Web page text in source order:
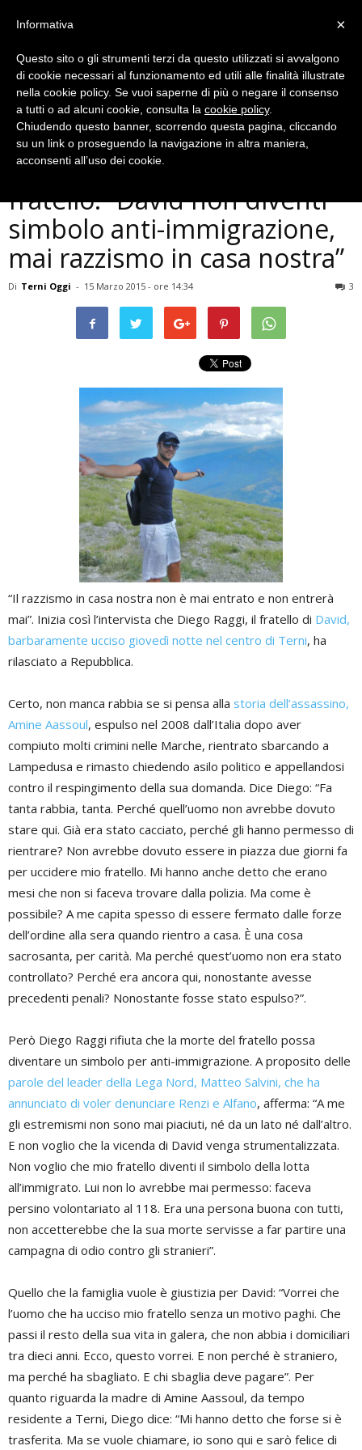
Cronaca
Terni, omicidio Raggi, il
fratello: ”David non diventi
simbolo anti-immigrazione,
mai razzismo in casa nostra”
Di Terni Oggi - 15 Marzo 2015 - ore 14:34 3
“Il razzismo in casa nostra non è mai entrato e non entrerà
mai”. Inizia così l’intervista che Diego Raggi, il fratello di David,
barbaramente ucciso giovedì notte nel centro di Terni, ha
rilasciato a Repubblica.
Certo, non manca rabbia se si pensa alla storia dell’assassino,
Amine Aassoul, espulso nel 2008 dall’Italia dopo aver
compiuto molti crimini nelle Marche, rientrato sbarcando a
Lampedusa e rimasto chiedendo asilo politico e appellandosi
contro il respingimento della sua domanda. Dice Diego: “Fa
tanta rabbia, tanta. Perché quell’uomo non avrebbe dovuto
stare qui. Già era stato cacciato, perché gli hanno permesso di
rientrare? Non avrebbe dovuto essere in piazza due giorni fa
per uccidere mio fratello. Mi hanno anche detto che erano
mesi che non si faceva trovare dalla polizia. Ma come è
possibile? A me capita spesso di essere fermato dalle forze
dell’ordine alla sera quando rientro a casa. È una cosa
sacrosanta, per carità. Ma perché quest’uomo non era stato
controllato? Perché era ancora qui, nonostante avesse
precedenti penali? Nonostante fosse stato espulso?”.
Però Diego Raggi rifiuta che la morte del fratello possa
diventare un simbolo per anti-immigrazione. A proposito delle
parole del leader della Lega Nord, Matteo Salvini, che ha
annunciato di voler denunciare Renzi e Alfano, afferma: “A me
gli estremismi non sono mai piaciuti, né da un lato né dall’altro.
E non voglio che la vicenda di David venga strumentalizzata.
Non voglio che mio fratello diventi il simbolo della lotta
all’immigrato. Lui non lo avrebbe mai permesso: faceva
persino volontariato al 118. Era una persona buona con tutti,
non accetterebbe che la sua morte servisse a far partire una
campagna di odio contro gli stranieri”.
Quello che la famiglia vuole è giustizia per David: “Vorrei che
l’uomo che ha ucciso mio fratello senza un motivo paghi. Che
passi il resto della sua vita in galera, che non abbia i domiciliari
tra dieci anni. Ecco, questo vorrei. E non perché è straniero,
ma perché ha sbagliato. E chi sbaglia deve pagare”. Per
quanto riguarda la madre di Amine Aassoul, da tempo
residente a Terni, Diego dice: “Mi hanno detto che forse si è
trasferita. Ma se vuole chiamare, io sono qui e sarò felice di
×
Informativa
Questo sito o gli strumenti terzi da questo utilizzati si avvalgono
di cookie necessari al funzionamento ed utili alle finalità illustrate
nella cookie policy. Se vuoi saperne di più o negare il consenso
a tutti o ad alcuni cookie, consulta la cookie policy.
Chiudendo questo banner, scorrendo questa pagina, cliccando
su un link o proseguendo la navigazione in altra maniera,
acconsenti all’uso dei cookie.